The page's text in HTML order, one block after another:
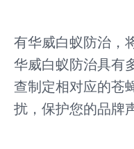
有华威白蚁防治，
华威白蚁防治具有
查制定相对应的苍
扰，保护您的品牌